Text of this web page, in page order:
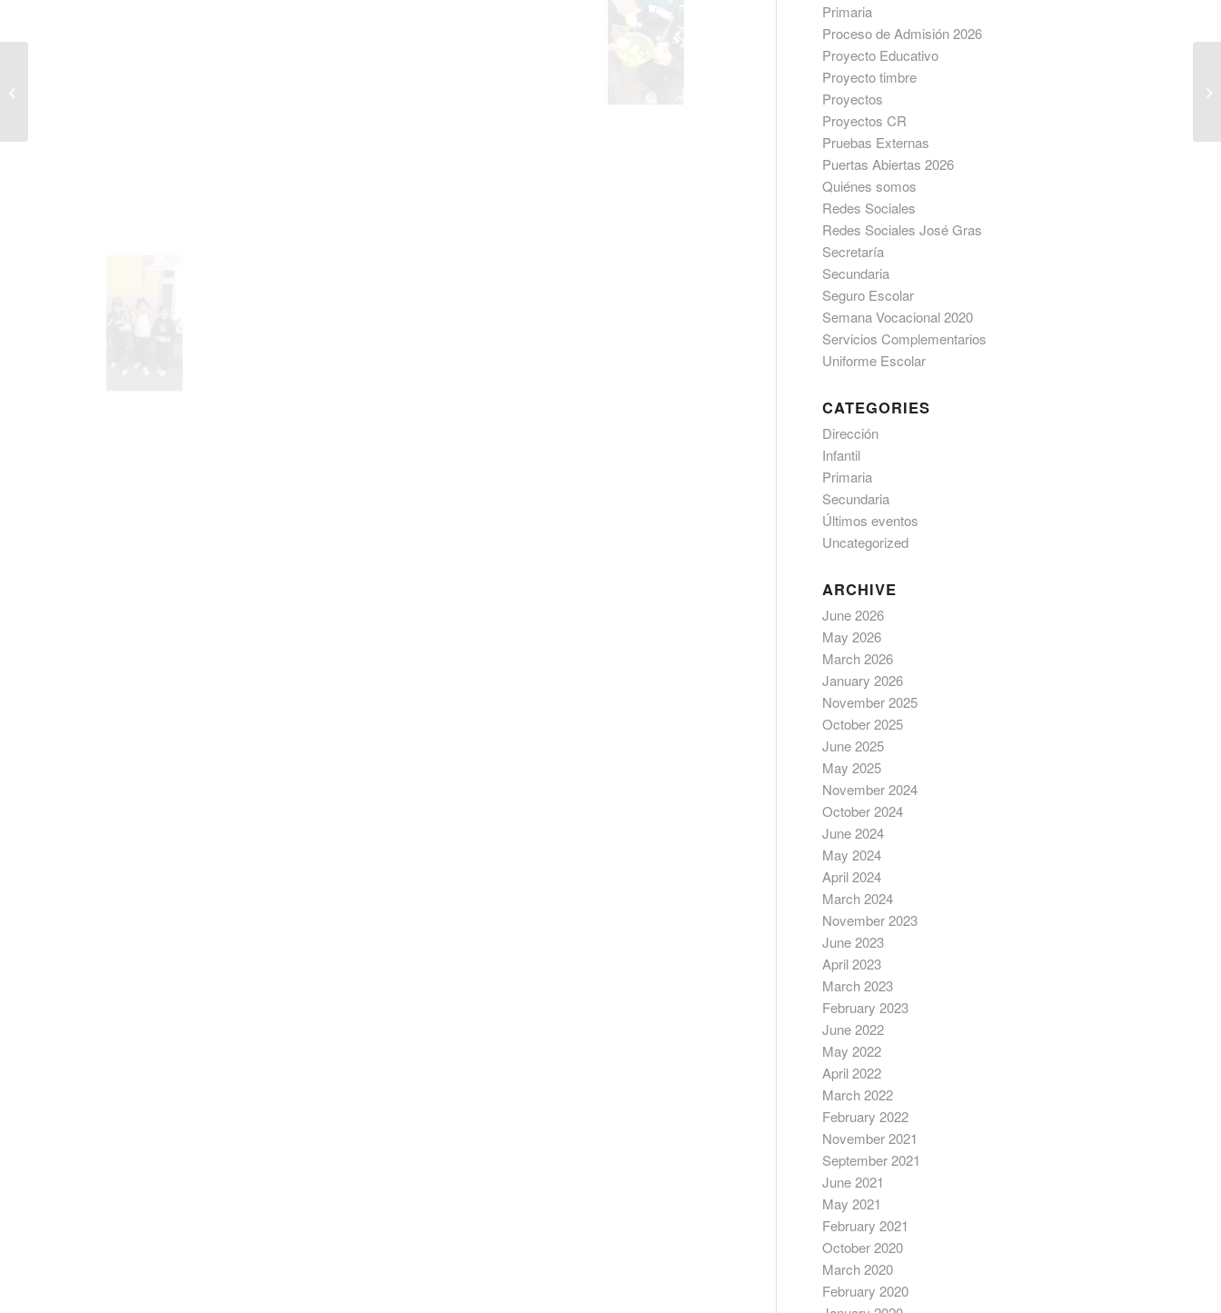
Primaria
Proceso de Admisión 2026
Proyecto Educativo
Proyecto timbre
Proyectos
Proyectos CR
Pruebas Externas
Puertas Abiertas 2026
Quiénes somos
Redes Sociales
Redes Sociales José Gras
Secretaría
Secundaria
Seguro Escolar
Semana Vocacional 2020
Servicios Complementarios
Uniforme Escolar
CATEGORIES
Dirección
Infantil
Primaria
Secundaria
Últimos eventos
Uncategorized
ARCHIVE
June 2026
May 2026
March 2026
January 2026
November 2025
October 2025
June 2025
May 2025
November 2024
October 2024
June 2024
May 2024
April 2024
March 2024
November 2023
June 2023
April 2023
March 2023
February 2023
June 2022
May 2022
April 2022
March 2022
February 2022
November 2021
September 2021
June 2021
May 2021
February 2021
October 2020
March 2020
February 2020